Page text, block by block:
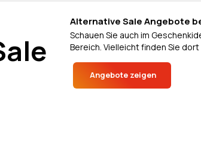
Alternative Sale Angebote
Schauen Sie auch im
Bereich. Vielleicht finden Sie
Angebote zeigen